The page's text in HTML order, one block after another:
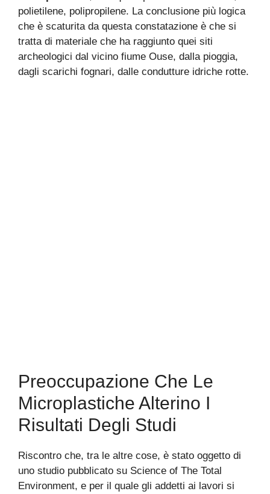
polietilene, polipropilene. La conclusione più logica
che è scaturita da questa constatazione è che si
tratta di materiale che ha raggiunto quei siti
archeologici dal vicino fiume Ouse, dalla pioggia,
dagli scarichi fognari, dalle condutture idriche rotte.
Preoccupazione Che Le
Microplastiche Alterino I
Risultati Degli Studi
Riscontro che, tra le altre cose, è stato oggetto di
uno studio pubblicato su Science of The Total
Environment, e per il quale gli addetti ai lavori si